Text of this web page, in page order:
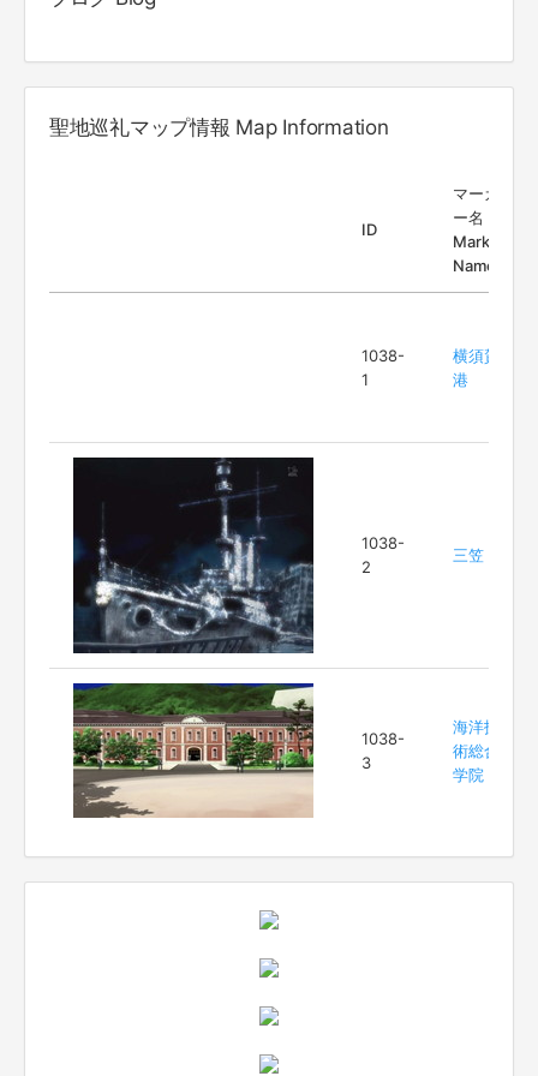
聖地巡礼マップ情報 Map Information
ID
マーカ
ー名
Marker
Name
1038-
1
横須賀
港
1038-
2
三笠
1038-
3
海洋技
術総合
学院